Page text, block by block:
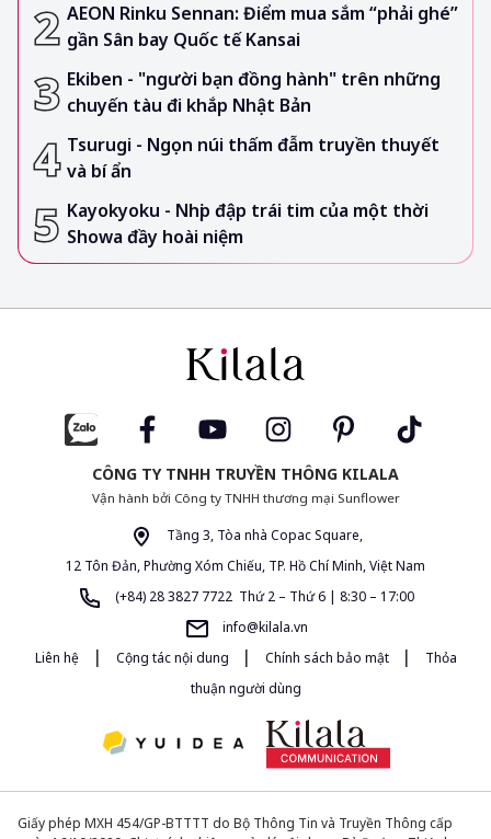
AEON Rinku Sennan: Điểm mua sắm “phải ghé”
gần Sân bay Quốc tế Kansai
Ekiben - "người bạn đồng hành" trên những
chuyến tàu đi khắp Nhật Bản
Tsurugi - Ngọn núi thấm đẫm truyền thuyết
và bí ẩn
Kayokyoku - Nhịp đập trái tim của một thời
Showa đầy hoài niệm
CÔNG TY TNHH TRUYỀN THÔNG KILALA
Vận hành bởi Công ty TNHH thương mại Sunflower
Tầng 3, Tòa nhà Copac Square,
12 Tôn Đản, Phường Xóm Chiếu, TP. Hồ Chí Minh, Việt Nam
(+84) 28 3827 7722 Thứ 2 – Thứ 6 | 8:30 – 17:00
info@kilala.vn
Liên hệ
| Cộng tác nội dung | Chính sách bảo mật |
Thỏa
thuận người dùng
Giấy phép MXH 454/GP-BTTTT do Bộ Thông Tin và Truyền Thông cấp